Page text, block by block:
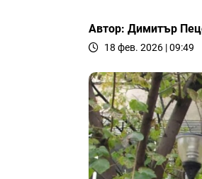
Автор: Димитър
18 фев. 2026 | 09:49